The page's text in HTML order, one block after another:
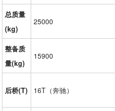
总质量
(kg)
25000
整备质
量(kg)
15900
后桥(T) 16T（奔驰）